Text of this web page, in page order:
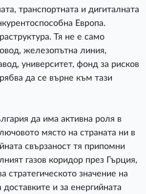
транспортната и дигиталната
Европа.
Тя не е само
железопътна линия,
университет, фонд за рисков
да се върне към тази
да има активна роля в
място на страната ни в
свързаност тя припомни
газов коридор през Гърция,
стратегическото значение на
и за енергийната